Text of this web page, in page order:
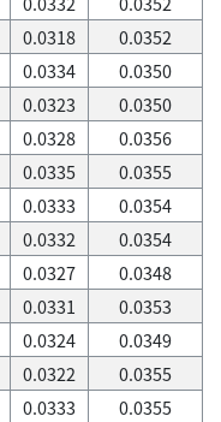
0.0318
0.0352
0.0334
0.0350
0.0323
0.0350
0.0328
0.0356
0.0335
0.0355
0.0333
0.0354
0.0332
0.0354
0.0327
0.0348
0.0331
0.0353
0.0324
0.0349
0.0322
0.0355
0.0333
0.0355